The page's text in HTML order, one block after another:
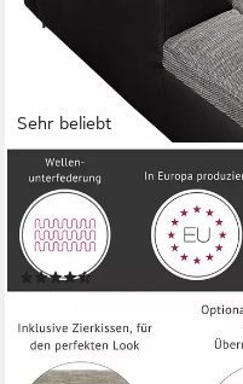
Sehr beliebt
DOMO COLLECTION
Ecksofa TREVISO viele
cm, wahlw. mit Bettfunktion,
Dauertiefpreis
1.449,99 €
-45%